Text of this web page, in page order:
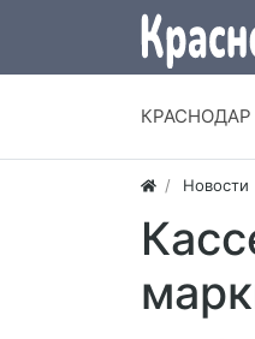
КРАСНОДАР
Новости